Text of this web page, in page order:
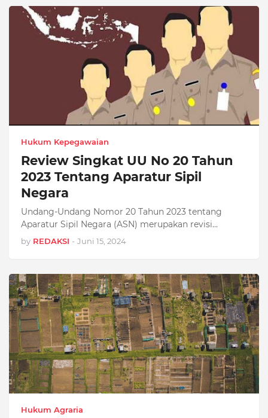
Hukum Kepegawaian
Review Singkat UU No 20 Tahun
2023 Tentang Aparatur Sipil
Negara
Undang-Undang Nomor 20 Tahun 2023 tentang
Aparatur Sipil Negara (ASN) merupakan revisi…
by REDAKSI - Juni 15, 2024
Hukum Agraria